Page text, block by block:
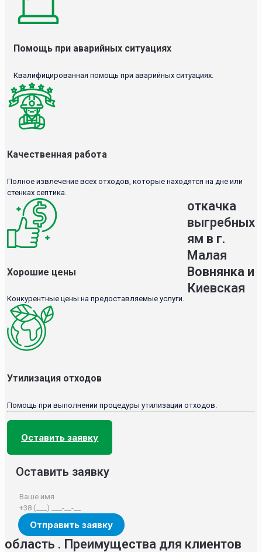
Помощь при аварийных ситуациях
Квалифицированная помощь при аварийных ситуациях.
Качественная работа
Полное извлечение всех отходов, которые находятся на дне или
стенках септика.
Хорошие цены
Конкурентные цены на предоставляемые услуги.
Утилизация отходов
Помощь при выполнении процедуры утилизации отходов.
Оставить заявку
Оставить заявку
откачка
выгребных
ям в г.
Малая
Вовнянка и
Киевская
область . Преимущества для клиентов